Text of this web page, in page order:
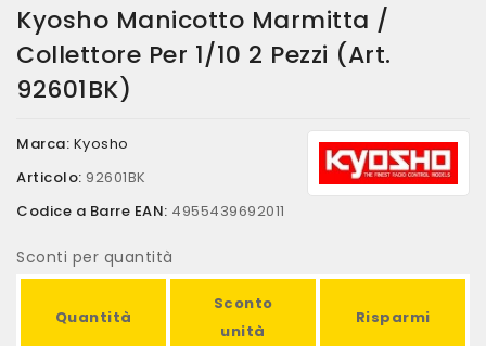
Kyosho Manicotto Marmitta /
Collettore Per 1/10 2 Pezzi (art.
92601BK)
Marca: Kyosho
Articolo: 92601BK
Codice a Barre EAN: 4955439692011
Sconti per quantità
Quantità
Sconto
unità
Risparmi